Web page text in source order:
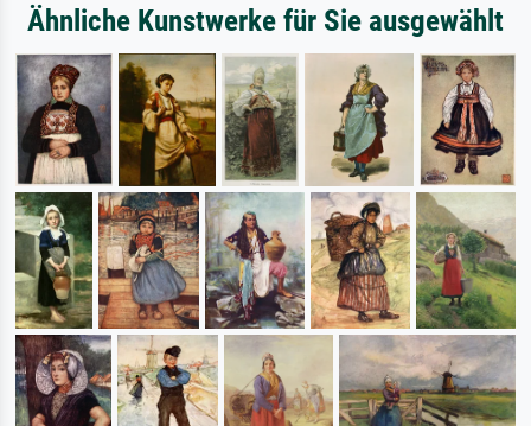
Ähnliche Kunstwerke für Sie ausgewählt